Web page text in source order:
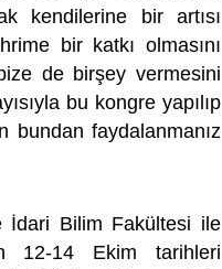
kendilerine bir artısı
bir katkı olmasını
de birşey vermesini
bu kongre yapılıp
bundan faydalanmanız
İdari Bilim Fakültesi ile
12-14 Ekim tarihleri